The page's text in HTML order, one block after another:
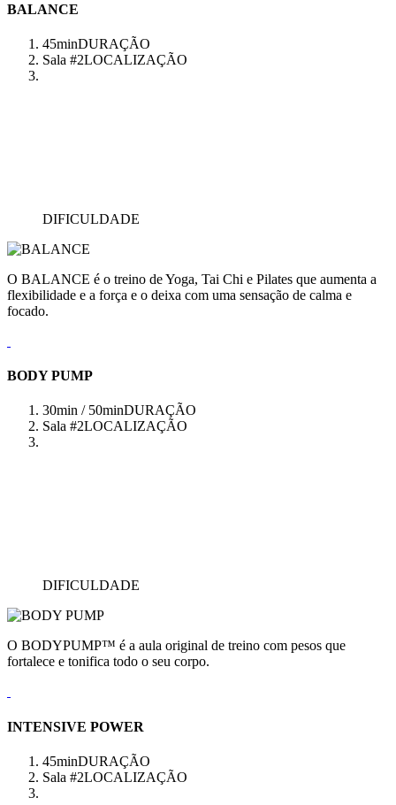
BALANCE
45minDURAÇÃO
Sala #2LOCALIZAÇÃO
DIFICULDADE
O BALANCE é o treino de Yoga, Tai Chi e Pilates que aumenta a
flexibilidade e a força e o deixa com uma sensação de calma e
focado.
BODY PUMP
30min / 50minDURAÇÃO
Sala #2LOCALIZAÇÃO
DIFICULDADE
O BODYPUMP™ é a aula original de treino com pesos que
fortalece e tonifica todo o seu corpo.
INTENSIVE POWER
45minDURAÇÃO
Sala #2LOCALIZAÇÃO